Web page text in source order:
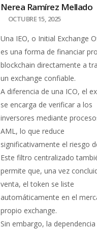
Nerea Ramírez Mellado
OCTUBRE 15, 2025
Una IEO, o Initial Exchange
es una forma de financiar
blockchain directamente a
un exchange confiable.
A diferencia de una ICO, el
se encarga de verificar a los
inversores mediante
AML, lo que reduce
significativamente el riesgo
Este filtro centralizado
permite que, una vez
venta, el token se liste
automáticamente en el
propio exchange.
Sin embargo, la dependencia